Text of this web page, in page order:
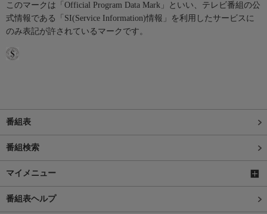
このマークは「Official Program Data Mark」といい、テレビ番組の公
式情報である「SI(Service Information)情報」を利用したサービスに
のみ表記が許されているマークです。
番組表
番組検索
マイメニュー
番組表ヘルプ